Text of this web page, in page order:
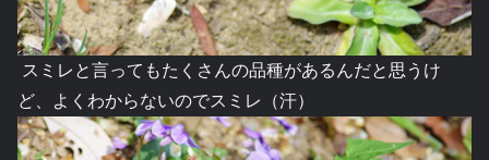
スミレと言ってもたくさんの品種があるんだと思うけ
ど、よくわからないのでスミレ（汗）